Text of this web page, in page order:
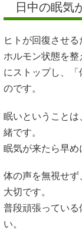
日中の眠気
ヒトが回復させ
ホルモン状態を
にストップし、
のです。
眠いということ
緒です。
眠気が来たら早め
体の声を無視せず
大切です。
普段頑張っている
い。